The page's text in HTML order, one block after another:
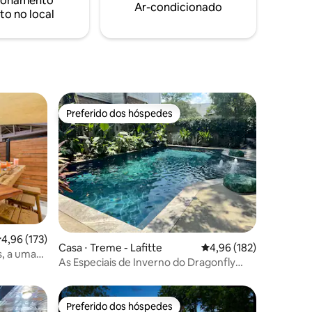
taxa de US$ 50/dia e precisamos de um
no local
Ar-condicionado
de uma avaliação média de 5, 173 avaliações
4,96 (173)
a uma
Preferido dos hóspedes
Preferido dos hóspedes
Casa ⋅ Treme - Lafitte 4,96 de uma avaliação
4,96 (182)
As Especiais de Inverno do Dragonfly
Preferido dos hóspedes